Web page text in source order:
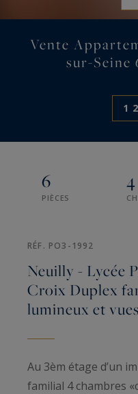
Vente
sur-Seine
1
6
PIÈCES
4
RÉF. PO3-1992
Neuilly - Lycée
Croix Duplex
lumineux et
Au 3èm étage d’un
familial 4 chambres